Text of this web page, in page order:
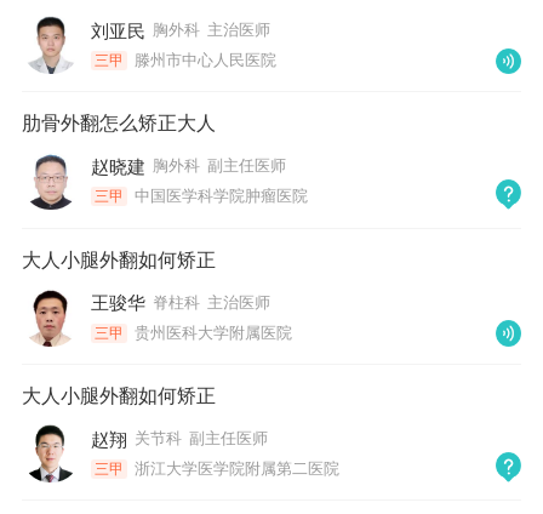
刘亚民 胸外科 主治医师
三甲 滕州市中心人民医院
肋骨外翻怎么矫正大人
赵晓建 胸外科 副主任医师
三甲 中国医学科学院肿瘤医院
大人小腿外翻如何矫正
王骏华 脊柱科 主治医师
三甲 贵州医科大学附属医院
大人小腿外翻如何矫正
赵翔 关节科 副主任医师
三甲 浙江大学医学院附属第二医院